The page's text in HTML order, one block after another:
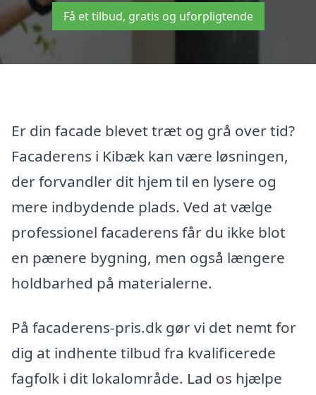
Få et tilbud, gratis og uforpligtende
Er din facade blevet træt og grå over tid?
Facaderens i Kibæk kan være løsningen,
der forvandler dit hjem til en lysere og
mere indbydende plads. Ved at vælge
professionel facaderens får du ikke blot
en pænere bygning, men også længere
holdbarhed på materialerne.
På facaderens-pris.dk gør vi det nemt for
dig at indhente tilbud fra kvalificerede
fagfolk i dit lokalområde. Lad os hjælpe